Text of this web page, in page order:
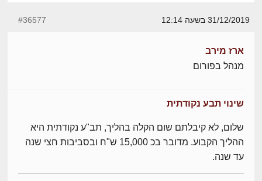
31/12/2019 בשעה 12:14 #36577
ארז מירב
מנהל בפורום
שינוי תבע נקודתית
שלום, לא קיבלתם שום הקלה בהליך, תב"ע נקודתית היא
ההליך הקבוע. מדובר בכ 15,000 ש"ח ובסביבות חצי שנה
עד שנה.